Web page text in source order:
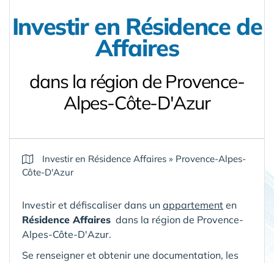
Investir en Résidence de
Affaires
dans la région de Provence-
Alpes-Côte-D'Azur
Investir en Résidence Affaires » Provence-Alpes-
Côte-D'Azur
Investir et défiscaliser dans un appartement en
Résidence Affaires dans la région de Provence-
Alpes-Côte-D'Azur.
Se renseigner et obtenir une documentation, les